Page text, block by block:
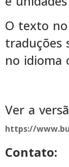
O texto
traduções
no idioma
Ver a
https://
Contato: